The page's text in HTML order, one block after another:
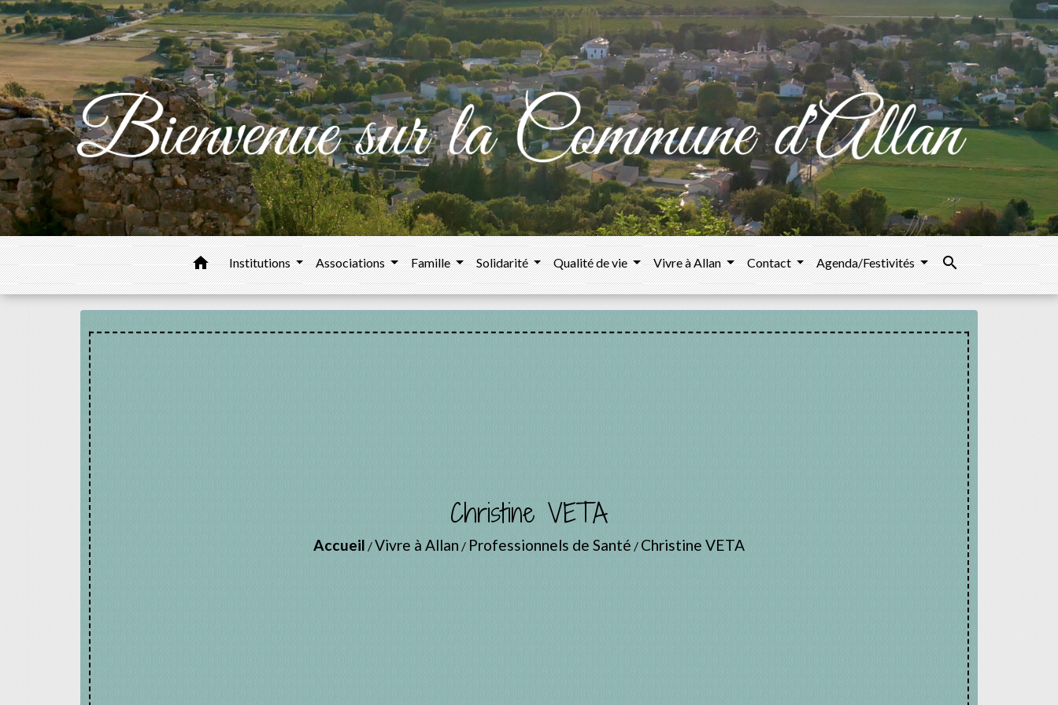
home Institutions Associations Famille Solidarité Qualité de vie Vivre à Allan Contact Agenda/Festivités search
Christine VETA
Accueil /Vivre à Allan / Professionnels de Santé / Christine VETA